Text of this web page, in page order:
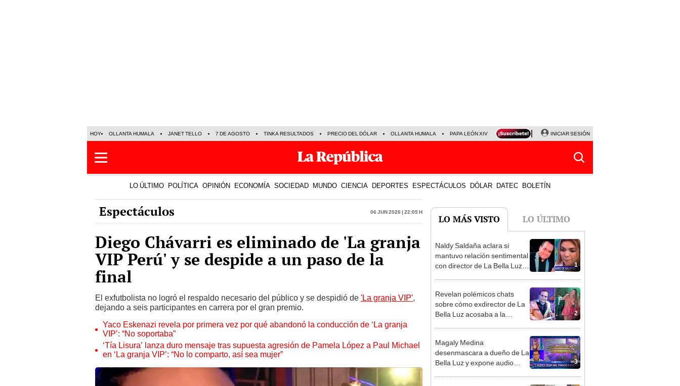
HOY OLLANTA HUMALA JANET TELLO 7 DE AGOSTO TINKA RESULTADOS PRECIO DEL DÓLAR OLLANTA HUMALA PAPA LEÓN XIV NALDY SALDAÑA LA BELLA LUZ
INICIAR SESIÓN
LO ÚLTIMO POLÍTICA OPINIÓN ECONOMÍA SOCIEDAD MUNDO CIENCIA DEPORTES ESPECTÁCULOS DÓLAR DATEC BOLETÍN
Espectáculos 06 Jun 2026 | 22:05 h
Diego Chávarri es eliminado de 'La granja
VIP Perú' y se despide a un paso de la
final
El exfutbolista no logró el respaldo necesario del público y se despidió de 'La granja VIP',
dejando a seis participantes en carrera por el gran premio.
Yaco Eskenazi revela por primera vez por qué abandonó la conducción de ‘La granja
VIP’: “No soportaba”
‘Tía Lisura’ lanza duro mensaje tras supuesta agresión de Pamela López a Paul Michael
en ‘La granja VIP’: “No lo comparto, así sea mujer”
LO MÁS VISTO LO ÚLTIMO
1
Naldy Saldaña aclara si
mantuvo relación sentimental
con director de La Bella Luz
bajo”
2
Revelan polémicos chats
sobre cómo exdirector de La
Bella Luz acosaba a la
3
Magaly Medina
desenmascara a dueño de La
Bella Luz y expone audio